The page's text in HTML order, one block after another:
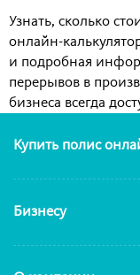
Узнать, сколько
онлайн-
и подробная
перерывов в
бизнеса всегда
Купить полис
Бизнесу